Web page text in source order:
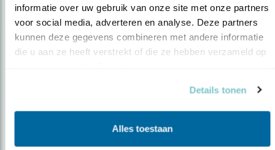
informatie over uw gebruik van onze site met onze partners
voor social media, adverteren en analyse. Deze partners
kunnen deze gegevens combineren met andere informatie
die u aan ze heeft verstrekt of die ze hebben verzameld op
Details tonen
Alles toestaan
Meld je aan en ontvang nieuws, inspiratie, acties en tips
over vogels en activiteiten van Vogelbescherming.